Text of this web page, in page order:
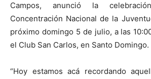
Campos, anunció la
Concentración Nacional de la
próximo domingo 5 de julio, a las
el Club San Carlos, en Santo Domingo.
“Hoy estamos acá recordando